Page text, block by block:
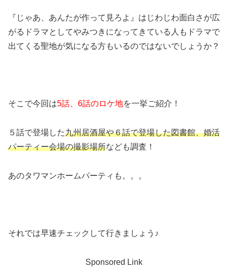
『じゃあ、あんたが作って見ろよ』はじわじわ面白さが広
がるドラマとしてやみつきになってきている人もドラマで
出てくる聖地が気になる方もいるのではないでしょうか？
そこで今回は5話、6話のロケ地を一挙ご紹介！
５話で登場した九州居酒屋や６話で登場した図書館、婚活
パーティー会場の撮影場所なども調査！
あのタワマンホームパーティも。。。
それでは早速チェックして行きましょう♪
Sponsored Link